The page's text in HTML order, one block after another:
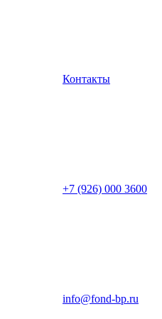
Контакты
+7 (926) 000 3600
info@fond-bp.ru